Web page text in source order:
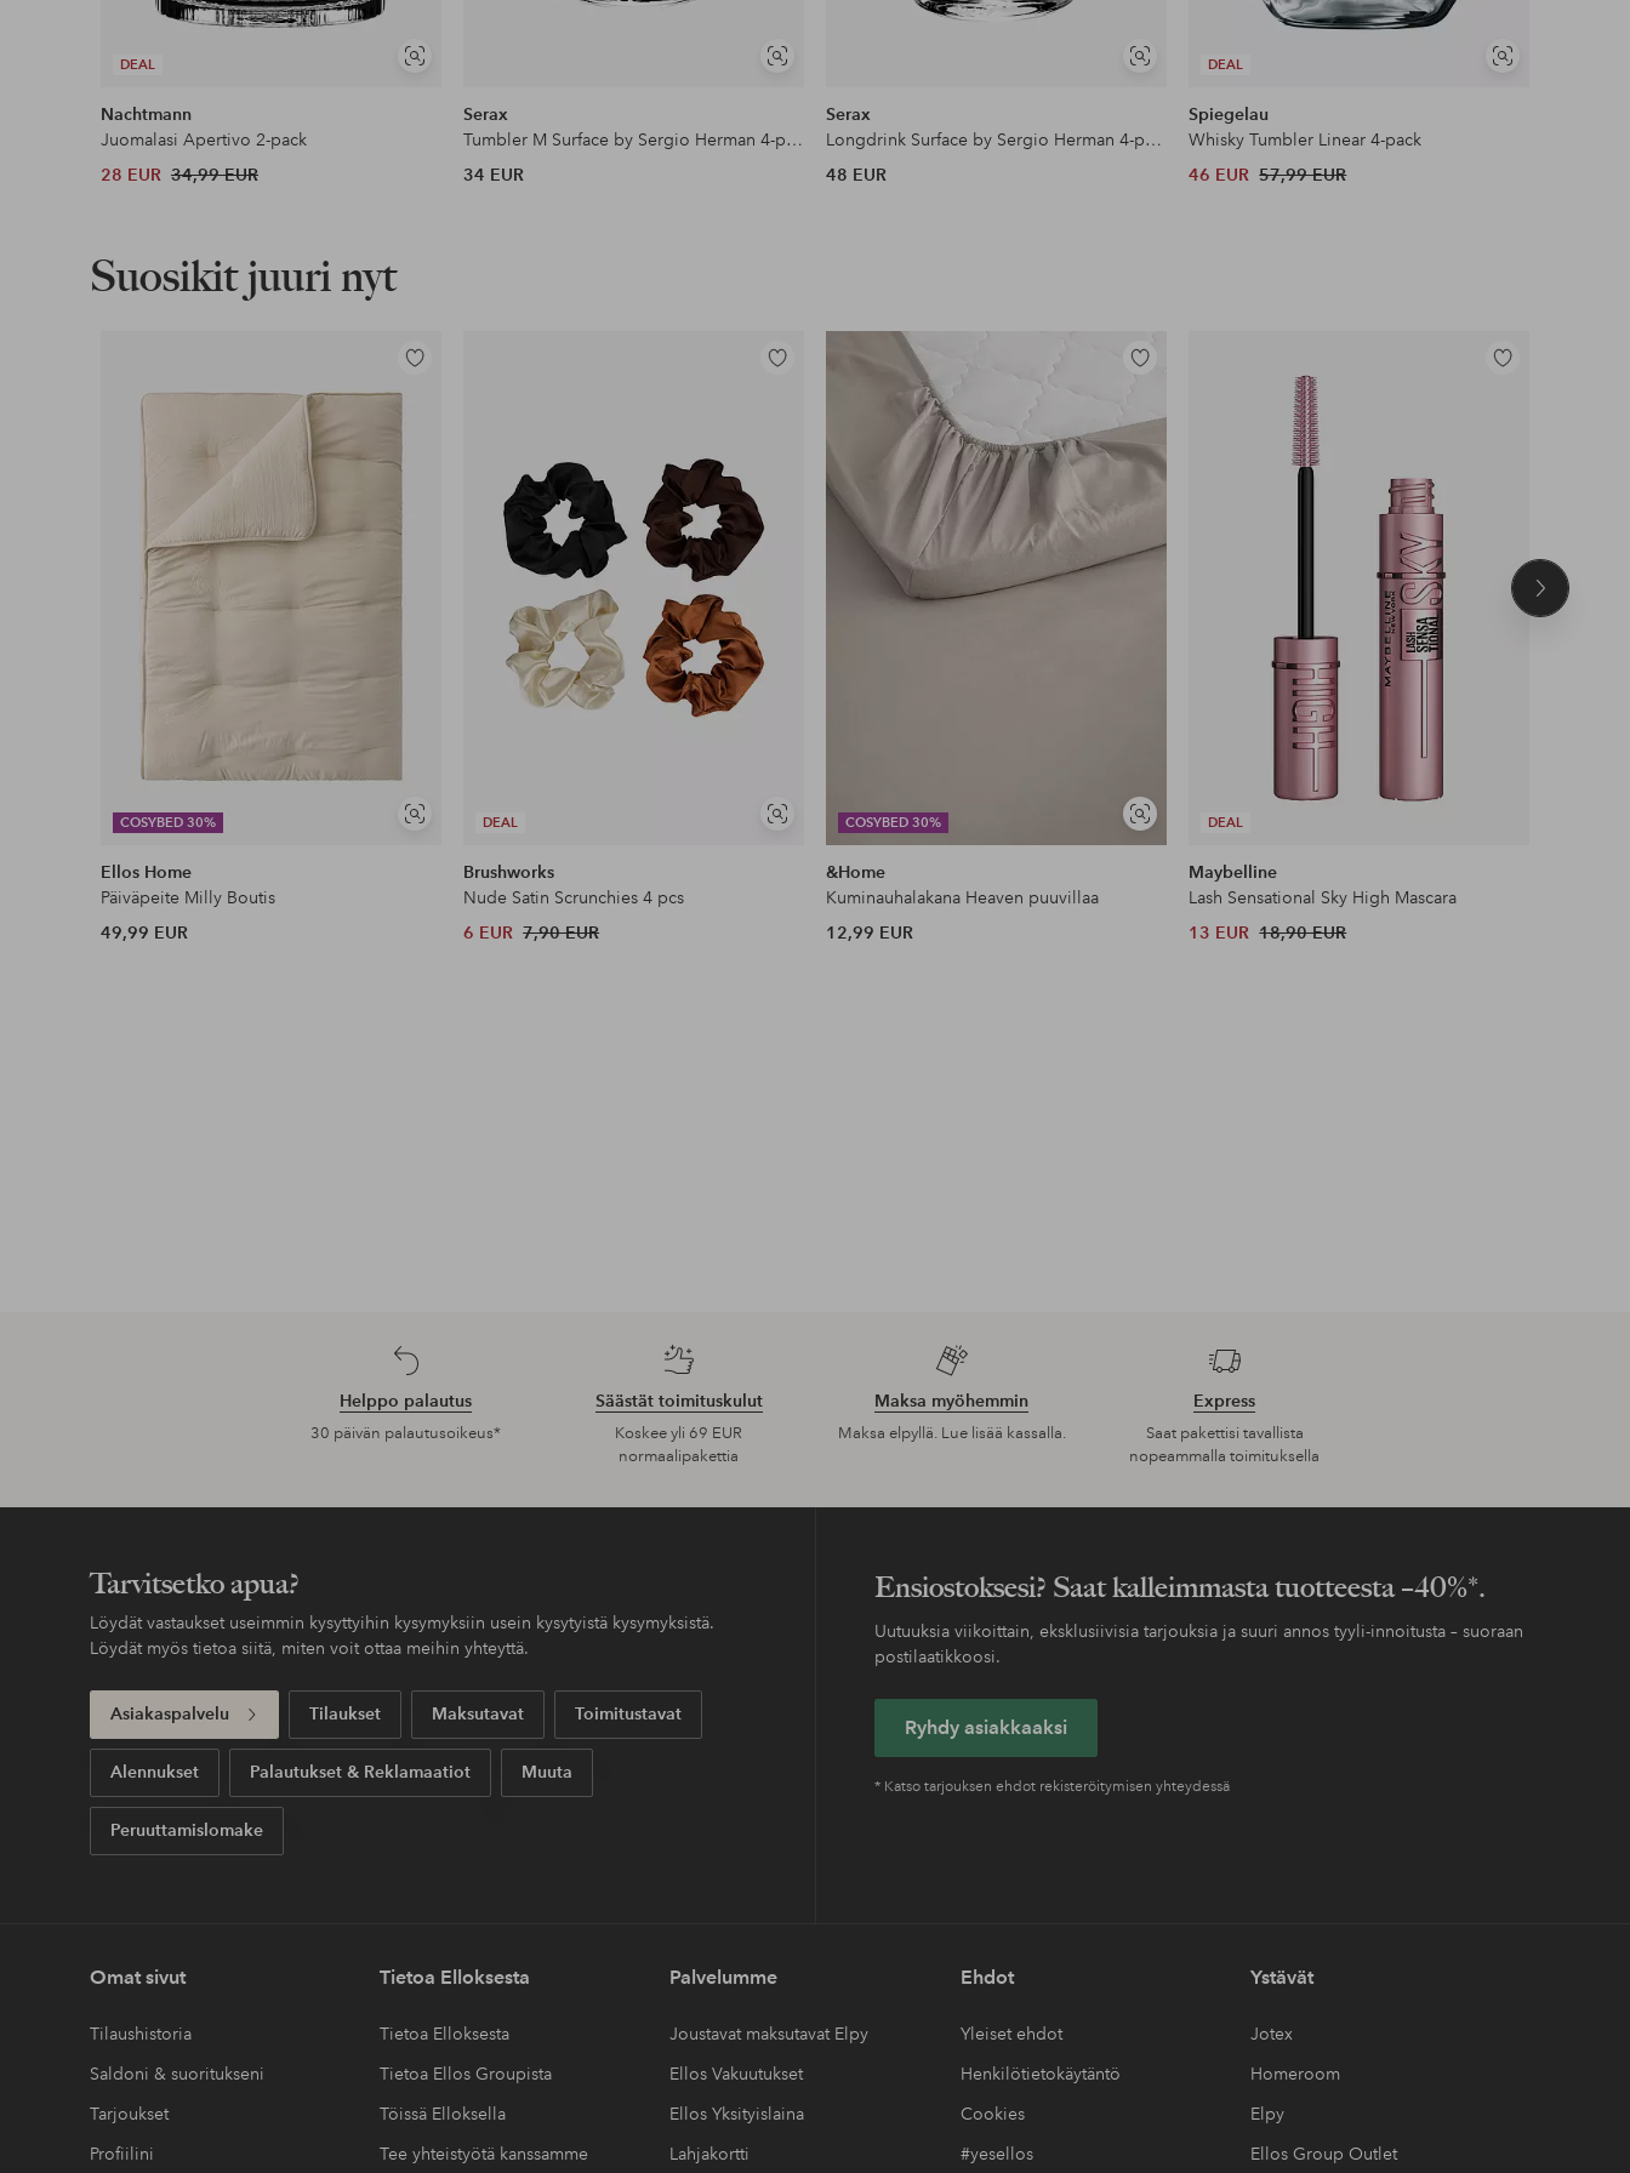
DEAL
Näytä
Nachtmann
Juomalasi Apertivo 2-pack
28 EUR 34,99 EUR
Näytä
Serax
Tumbler M Surface by Sergio Herman 4-pack 4-pack
34 EUR
Näytä
Serax
Longdrink Surface by Sergio Herman 4-pack 4-pack
48 EUR
DEAL
Näytä
Spiegelau
Whisky Tumbler Linear 4-pack
46 EUR 57,99 EUR
Suosikit juuri nyt
COSYBED 30%
Näytä
Lisää
suosikkeihin
Ellos Home
Päiväpeite Milly Boutis
49,99 EUR
DEAL
Näytä
samankaltaisia
Lisää
Brushworks
Nude Satin Scrunchies 4 pcs
6 EUR 7,90 EUR
COSYBED 30%
Näytä
samankaltaisia
Lisää
&Home
Kuminauhalakana Heaven puuvillaa
12,99 EUR
DEAL
Lisää
Maybelline
Lash Sensational Sky High Mascara
13 EUR 18,90 EUR
Seuraava
Helppo palautus
30 päivän palautusoikeus*
Säästät toimituskulut
Koskee yli 69 EUR
normaalipakettia
Maksa myöhemmin
Maksa elpyllä. Lue lisää kassalla.
Express
Saat pakettisi tavallista
nopeammalla toimituksella
Tarvitsetko apua?
Löydät vastaukset useimmin kysyttyihin kysymyksiin usein kysytyistä kysymyksistä.
Löydät myös tietoa siitä, miten voit ottaa meihin yhteyttä.
Asiakaspalvelu Tilaukset Maksutavat Toimitustavat
Alennukset Palautukset & Reklamaatiot Muuta
Peruuttamislomake
Ensiostoksesi? Saat kalleimmasta tuotteesta –40%*.
Uutuuksia viikoittain, eksklusiivisia tarjouksia ja suuri annos tyyli-innoitusta – suoraan
postilaatikkoosi.
Ryhdy asiakkaaksi
* Katso tarjouksen ehdot rekisteröitymisen yhteydessä
Omat sivut
Tilaushistoria
Saldoni & suoritukseni
Tarjoukset
Profiilini
Tietoa Elloksesta
Tietoa Elloksesta
Tietoa Ellos Groupista
Töissä Elloksella
Tee yhteistyötä kanssamme
Palvelumme
Joustavat maksutavat Elpy
Ellos Vakuutukset
Ellos Yksityislaina
Lahjakortti
Ehdot
Yleiset ehdot
Henkilötietokäytäntö
Cookies
#yesellos
Ystävät
Jotex
Homeroom
Elpy
Ellos Group Outlet